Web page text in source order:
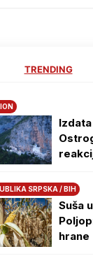
TRENDING
SRPSKA / BIH
Suša
hrane